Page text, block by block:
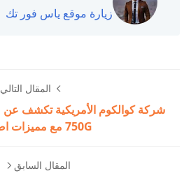
زيارة موقع ياس فور تك
المقال التالي
750G مع مميزات اضافية
المقال السابق